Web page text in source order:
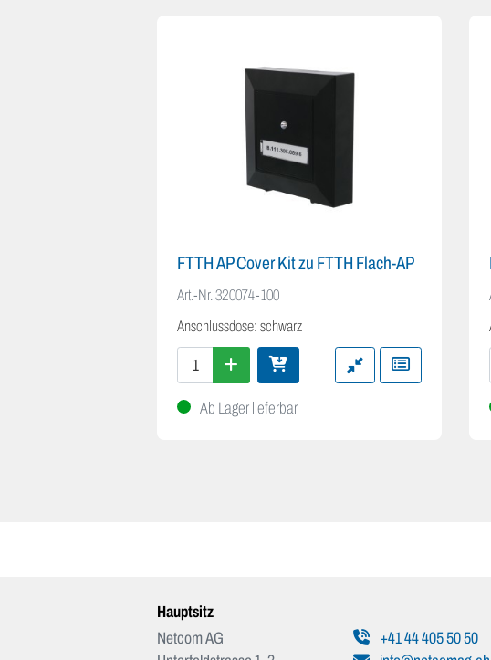
FTTH AP Cover Kit zu FTTH Flach-AP
Art.-Nr.320074-100
Anschlussdose: schwarz
Ab Lager lieferbar
Hauptsitz
Netcom AG
+41 44 405 50 50